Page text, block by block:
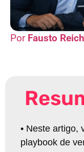
Fausto
• Neste artigo,
playbook de